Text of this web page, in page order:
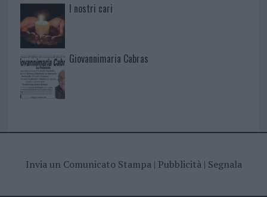
I nostri cari
Giovannimaria Cabras
Invia un Comunicato Stampa| Pubblicità| Segnala